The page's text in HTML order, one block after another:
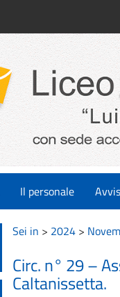
Il personale
Sei in > 2024>
Circ. n° 29 –
Caltanissetta.